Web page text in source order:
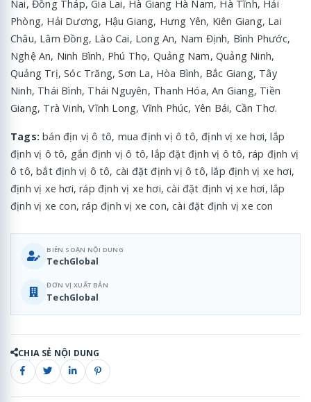
Nai, Đồng Tháp, Gia Lai, Hà Giang Hà Nam, Hà Tĩnh, Hải
Phòng, Hải Dương, Hậu Giang, Hưng Yên, Kiên Giang, Lai
Châu, Lâm Đồng, Lào Cai, Long An, Nam Định, Bình Phước,
Nghệ An, Ninh Bình, Phú Thọ, Quảng Nam, Quảng Ninh,
Quảng Trị, Sóc Trăng, Sơn La, Hòa Bình, Bắc Giang, Tây
Ninh, Thái Bình, Thái Nguyên, Thanh Hóa, An Giang, Tiền
Giang, Trà Vinh, Vĩnh Long, Vĩnh Phúc, Yên Bái, Cần Thơ.
Tags: bán địn vị ô tô, mua định vị ô tô, định vị xe hơi, lắp
định vị ô tô, gắn định vị ô tô, lắp đặt định vị ô tô, ráp định vị
ô tô, bắt định vị ô tô, cài đặt định vị ô tô, lắp định vị xe hơi,
định vị xe hơi, ráp định vị xe hơi, cài đặt định vị xe hơi, lắp
định vị xe con, ráp định vị xe con, cài đặt định vị xe con
BIÊN SOẠN NỘI DUNG
TechGlobal
ĐƠN VỊ XUẤT BẢN
TechGlobal
CHIA SẺ NỘI DUNG